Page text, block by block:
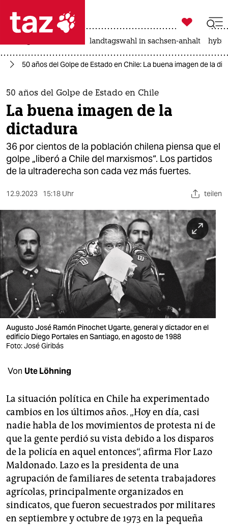
 taz zahl ich
taz zahl ich
themen
politik
öko
gesellschaft
sport
berlin
nord
wahrheit
verlag
verlag
veranstaltungen
unterstützen
genossenschaft
epaper login

taz zahl ich
landtagswahl in sachsen-anhalt
50 años del Golpe de Estado en Chile: La buena imagen de la
50 años del Golpe de Estado en Chile
La buena imagen de la
dictadura
36 por cientos de la población chilena piensa que el
golpe „liberó a Chile del marxismos“. Los partidos
de la ultraderecha son cada vez más fuertes.
12.9.2023 15:18 Uhr teilen
Augusto José Ramón Pinochet Ugarte, general y dictador en el
edificio Diego Portales en Santiago, en agosto de 1988
Foto: José Giribás
Von Ute Löhning
La situación política en Chile ha experimentado
cambios en los últimos años. „Hoy en día, casi
nadie habla de los movimientos de protesta ni de
que la gente perdió su vista debido a los disparos
de la policía en aquel entonces“, afirma Flor Lazo
Maldonado. Lazo es la presidenta de una
agrupación de familiares de setenta trabajadores
agrícolas, principalmente organizados en
sindicatos, que fueron secuestrados por militares
en septiembre y octubre de 1973 en la pequeña